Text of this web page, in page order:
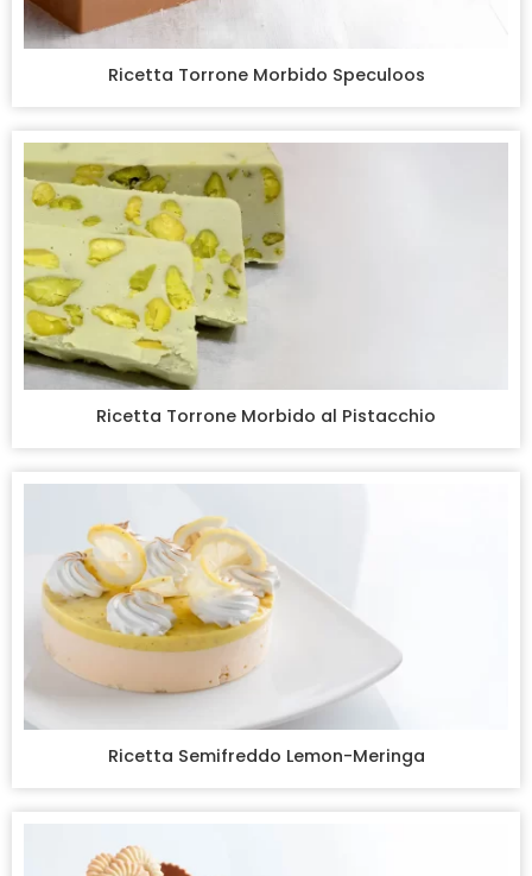
Ricetta Torrone Morbido Speculoos
Ricetta Torrone Morbido al Pistacchio
Ricetta Semifreddo Lemon-Meringa